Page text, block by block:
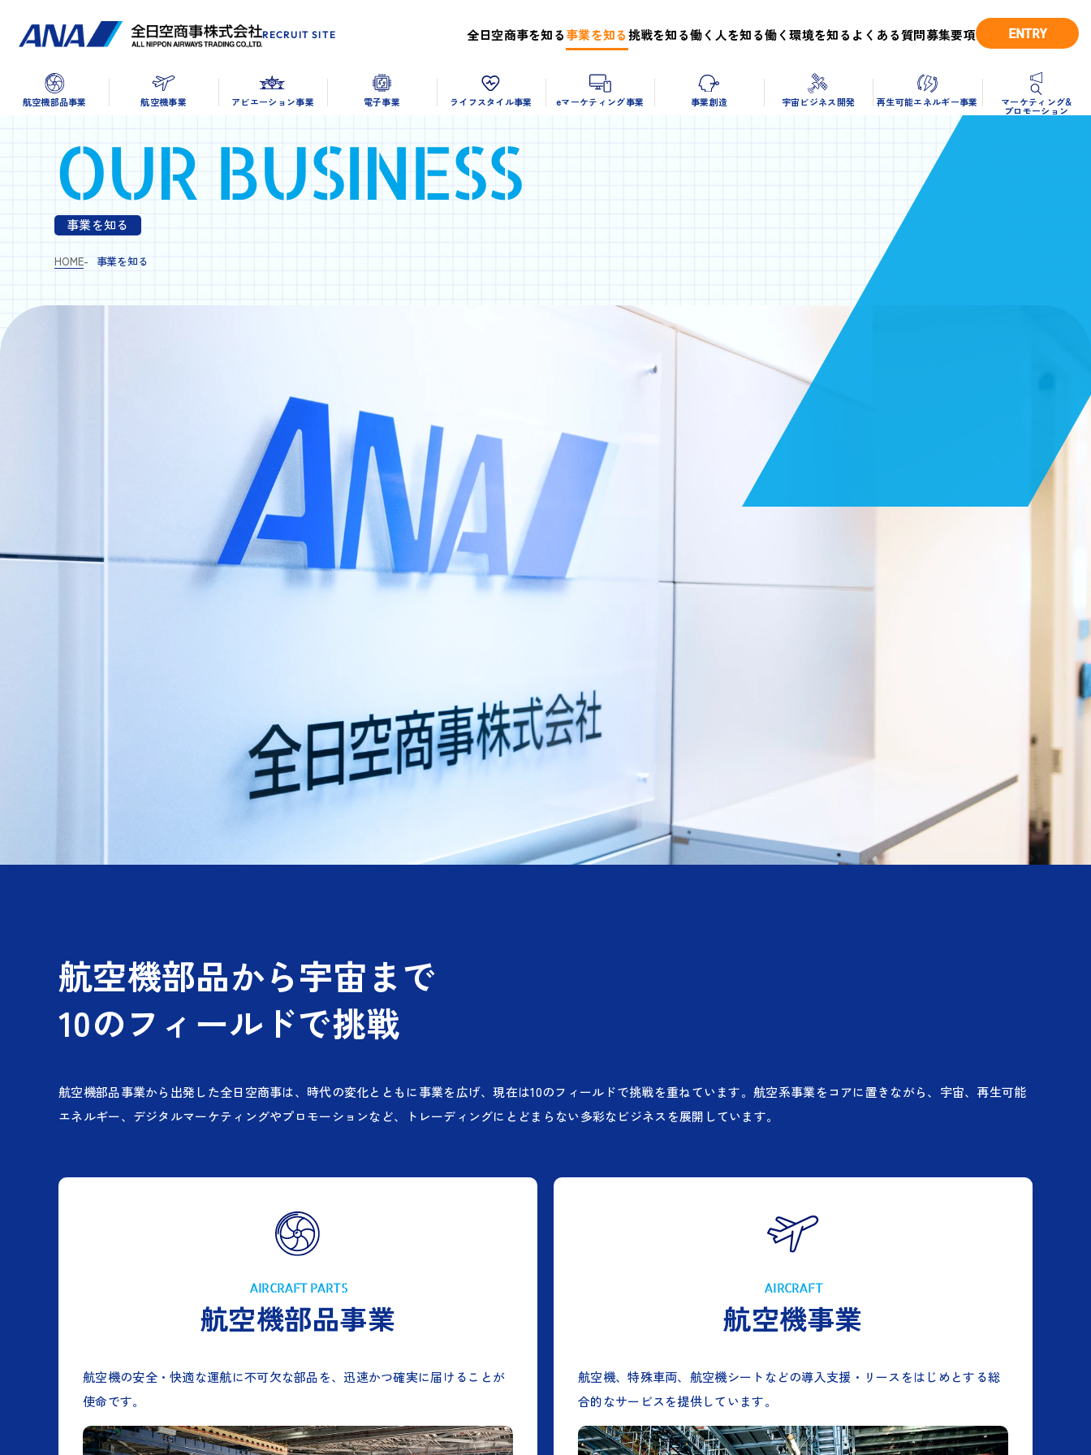
RECRUIT SITE 全日空商事を知る事業を知る挑戦を知る働く人を知る働く環境を知る よくある質問募集要項 ENTRY
航空機部品事業 航空機事業 アビエーション事業 電子事業 ライフスタイル事業 eマーケティング事業 事業創造 宇宙ビジネス開発 再生可能エネルギー事業 マーケティング&
プロモーション
OUR BUSINESS
事業を知る
HOME 事業を知る
航空機部品から宇宙まで
10のフィールドで挑戦
航空機部品事業から出発した全日空商事は、時代の変化とともに事業を広げ、現在は10のフィールドで挑戦を重ねています。航空系事業をコアに置きながら、宇宙、再生可能
エネルギー、デジタルマーケティングやプロモーションなど、トレーディングにとどまらない多彩なビジネスを展開しています。
AIRCRAFT PARTS
航空機部品事業
航空機の安全・快適な運航に不可欠な部品を、迅速かつ確実に届けることが
使命です。
AIRCRAFT
航空機事業
航空機、特殊車両、航空機シートなどの導入支援・リースをはじめとする総
合的なサービスを提供しています。